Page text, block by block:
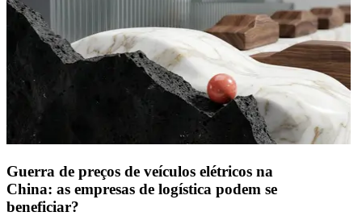
Guerra de preços de veículos elétricos na
China: as empresas de logística podem se
beneficiar?